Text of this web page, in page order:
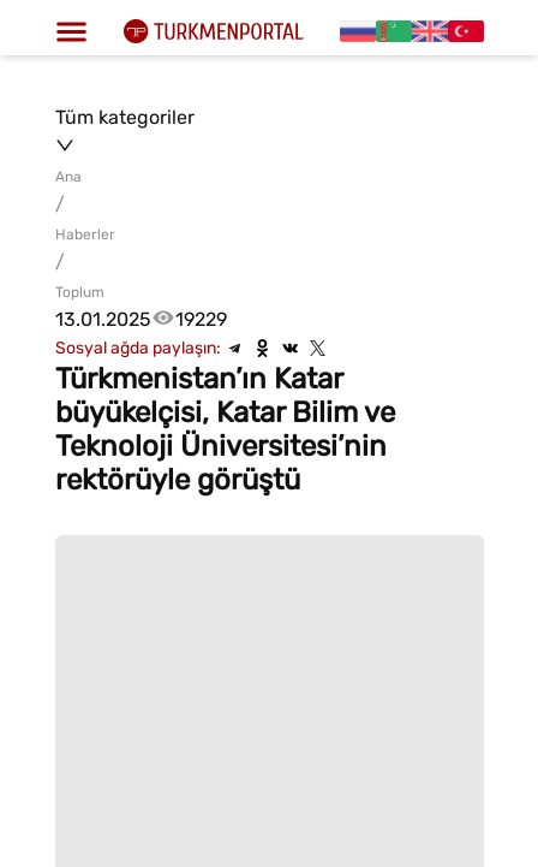
Tüm kategoriler
Ana
/
Haberler
/
Toplum
13.01.2025 19229
Sosyal ağda paylaşın:
Türkmenistan’ın Katar
büyükelçisi, Katar Bilim ve
Teknoloji Üniversitesi’nin
rektörüyle görüştü